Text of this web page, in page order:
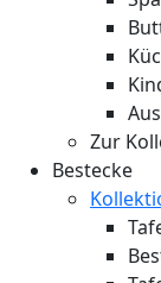
Zur
Bestecke